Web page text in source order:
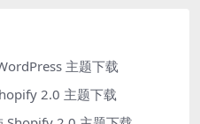
主题下载
2.0 主题下载